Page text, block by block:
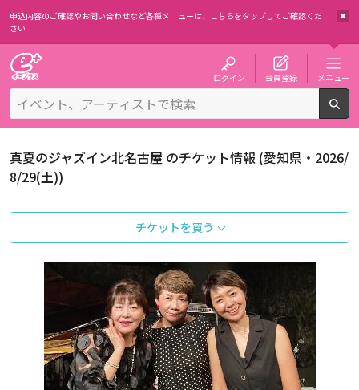
申込内容のご確認やお問い合わせなど各種メニューは、 こちらをタップしてご確認くだ
さい
ログイン 会員登録 メニュー
真夏のジャズイン北名古屋 のチケット情報 (愛知県・2026/
8/29(土))
チケットを買う